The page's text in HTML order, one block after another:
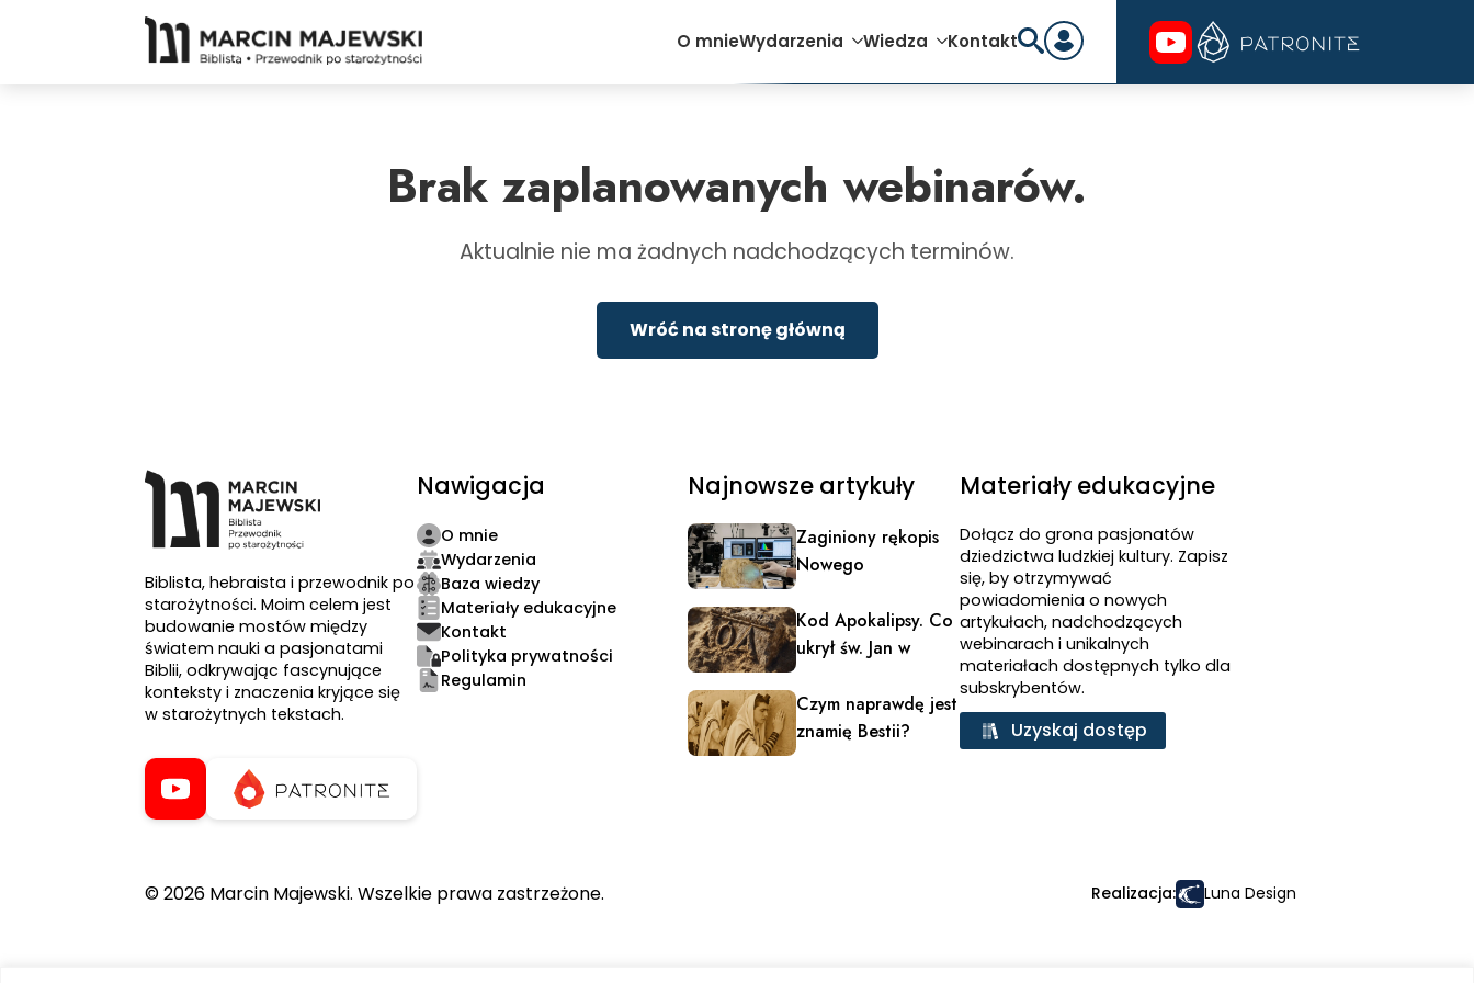
O mnieWydarzenia Wiedza Kontakt
Brak zaplanowanych webinarów.
Aktualnie nie ma żadnych nadchodzących terminów.
Wróć na stronę główną
Biblista, hebraista i przewodnik po
starożytności. Moim celem jest
budowanie mostów między
światem nauki a pasjonatami
Biblii, odkrywając fascynujące
konteksty i znaczenia kryjące się
w starożytnych tekstach.
Nawigacja
O mnie
Wydarzenia
Baza wiedzy
Materiały edukacyjne
Kontakt
Polityka prywatności
Regulamin
Najnowsze artykuły
Zaginiony rękopis
Nowego
Kod Apokalipsy. Co
ukrył św. Jan w
Czym naprawdę jest
znamię Bestii?
Materiały edukacyjne
Dołącz do grona pasjonatów
dziedzictwa ludzkiej kultury. Zapisz
się, by otrzymywać
powiadomienia o nowych
artykułach, nadchodzących
webinarach i unikalnych
materiałach dostępnych tylko dla
subskrybentów.
Uzyskaj dostęp
© 2026 Marcin Majewski. Wszelkie prawa zastrzeżone. Realizacja: Luna Design